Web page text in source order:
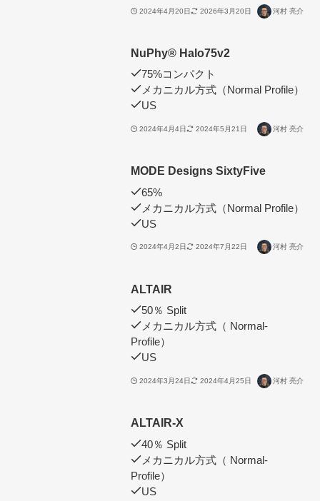
2024年4月20日 2026年3月20日 河村 亮介
NuPhy®︎ Halo75v2
75%コンパクト
メカニカル方式（Normal Profile）
US
2024年4月4日 2024年5月21日 河村 亮介
MODE Designs SixtyFive
65%
メカニカル方式（Normal Profile）
US
2024年4月2日 2024年7月22日 河村 亮介
ALTAIR
50％ Split
メカニカル方式（ Normal-
Profile）
US
2024年3月24日 2024年4月25日 河村 亮介
ALTAIR-X
40％ Split
メカニカル方式（ Normal-
Profile）
US